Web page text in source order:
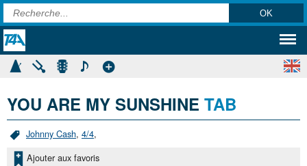
YOU ARE MY SUNSHINE TAB
Johnny Cash, 4/4,
Ajouter aux favoris